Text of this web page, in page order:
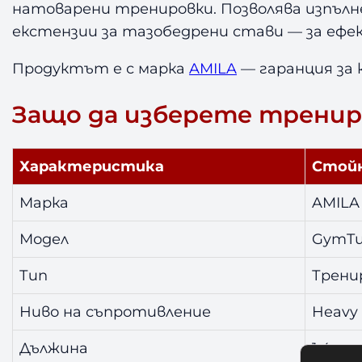
натоварени тренировки. Позволява
екстензии за тазобедрени стави — за
Продуктът е с маркаAMILA — гаранция за
Защо да изберете
Характеристика
Марка AMILA
Модел
Тип
Ниво на съпротивление Heavy
Дължина 1,4